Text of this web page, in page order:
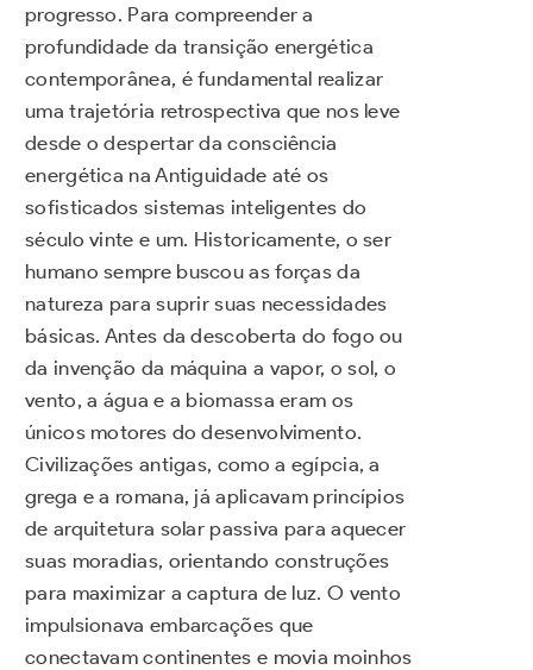
progresso. Para compreender a
profundidade da transição energética
contemporânea, é fundamental realizar
uma trajetória retrospectiva que nos leve
desde o despertar da consciência
energética na Antiguidade até os
sofisticados sistemas inteligentes do
século vinte e um. Historicamente, o ser
humano sempre buscou as forças da
natureza para suprir suas necessidades
básicas. Antes da descoberta do fogo ou
da invenção da máquina a vapor, o sol, o
vento, a água e a biomassa eram os
únicos motores do desenvolvimento.
Civilizações antigas, como a egípcia, a
grega e a romana, já aplicavam princípios
de arquitetura solar passiva para aquecer
suas moradias, orientando construções
para maximizar a captura de luz. O vento
impulsionava embarcações que
conectavam continentes e movia moinhos